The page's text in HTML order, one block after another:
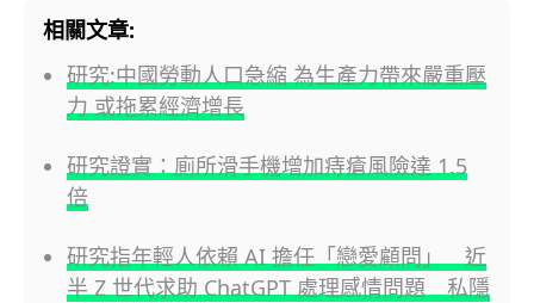
相關文章:
研究:中國勞動人口急縮 為生產力帶來嚴重壓
力 或拖累經濟增長
研究證實：廁所滑手機增加痔瘡風險達 1.5
倍
研究指年輕人依賴 AI 擔任「戀愛顧問」 近
半 Z 世代求助 ChatGPT 處理感情問題 私隱